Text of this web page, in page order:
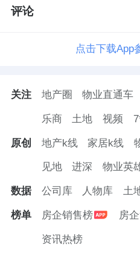
评论
点击下载App
关注 地产圈 物业直通车
乐商 土地 视频
原创 地产k线 家居k线
见地 进深 物业英
数据 公司库 人物库 土
榜单 房企销售榜 房
资讯热榜